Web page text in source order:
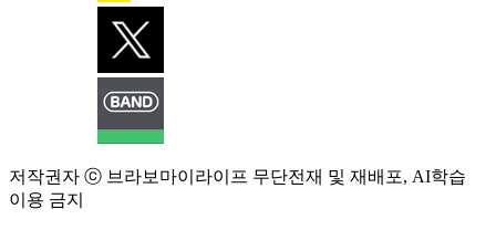
저작권자 ⓒ 브라보마이라이프 무단전재 및 재배포, AI학습
이용 금지